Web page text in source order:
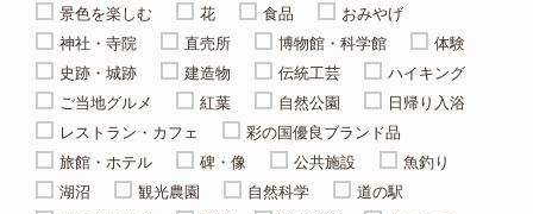
景色を楽しむ 花 食品
おみやげ
神社・寺院
直売所 博物館・科学館
体験
史跡・城跡
建造物 伝統工芸
ハイキング
ご当地グルメ
紅葉 自然公園
日帰り入浴
レストラン・カフェ
彩の国優良ブランド品
旅館・ホテル
碑・像 公共施設
魚釣り
湖沼
観光農園 自然科学
道の駅